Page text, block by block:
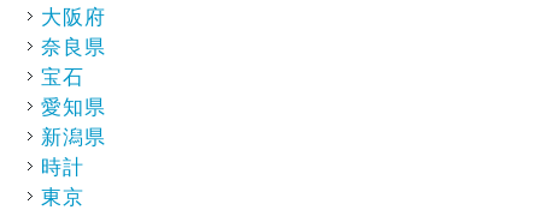
大阪府
奈良県
宝石
愛知県
新潟県
時計
東京